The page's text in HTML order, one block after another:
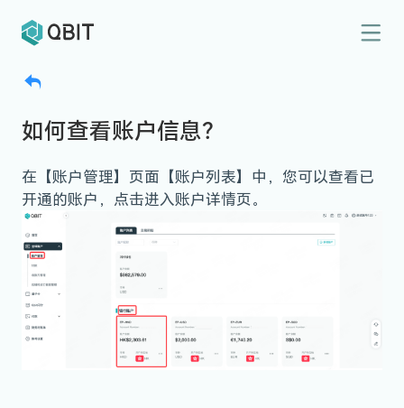
如何查看账户信息？
在【账户管理】页面【账户列表】中，您可以查看已
开通的账户，点击进入账户详情页。